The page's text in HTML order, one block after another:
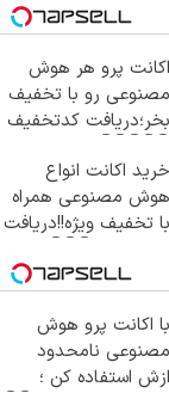
اکانت پرو هر هوش
مصنوعی رو با تخفیف
بخر؛دریافت کدتخفیف
خرید اکانت انواع
هوش مصنوعی همراه
با تخفیف ویژه!!دریافت
با اکانت پرو هوش
مصنوعی نامحدود
ازش استفاده کن ؛